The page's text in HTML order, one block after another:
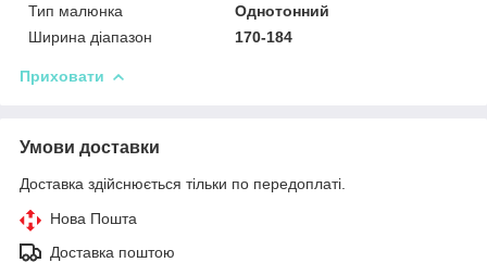
Тип малюнка
Однотонний
Ширина діапазон
170-184
Приховати
Умови доставки
Доставка здійснюється тільки по передоплаті.
Нова Пошта
Доставка поштою